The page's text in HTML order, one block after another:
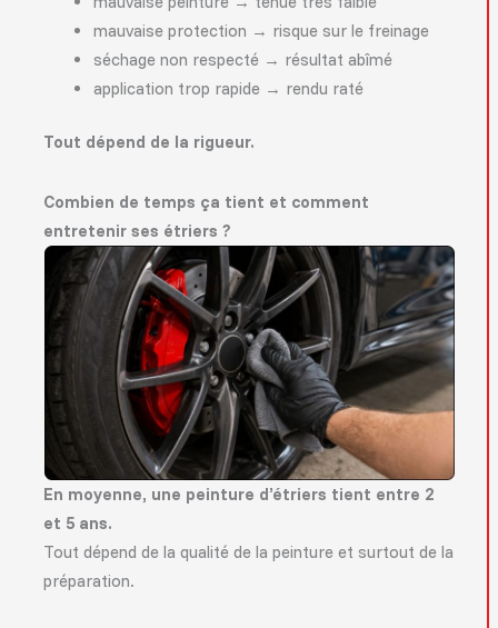
mauvaise protection → risque sur le freinage
séchage non respecté → résultat abîmé
application trop rapide → rendu raté
Tout dépend de la rigueur.
Combien de temps ça tient et comment
entretenir ses étriers ?
En moyenne, une peinture d’étriers tient entre 2
et 5 ans.
Tout dépend de la qualité de la peinture et surtout de la
préparation.